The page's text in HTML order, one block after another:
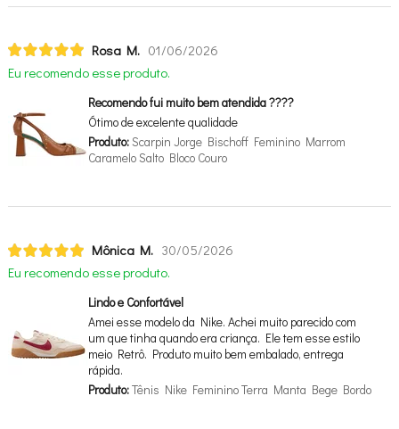
Rosa M. 01/06/2026
Eu recomendo esse produto.
Recomendo fui muito bem atendida ????
Ótimo de excelente qualidade
Produto:Scarpin Jorge Bischoff Feminino Marrom
Caramelo Salto Bloco Couro
Mônica M. 30/05/2026
Eu recomendo esse produto.
Lindo e Confortável
Amei esse modelo da Nike. Achei muito parecido com
um que tinha quando era criança. Ele tem esse estilo
meio Retrô. Produto muito bem embalado, entrega
rápida.
Produto:Tênis Nike Feminino Terra Manta Bege Bordo